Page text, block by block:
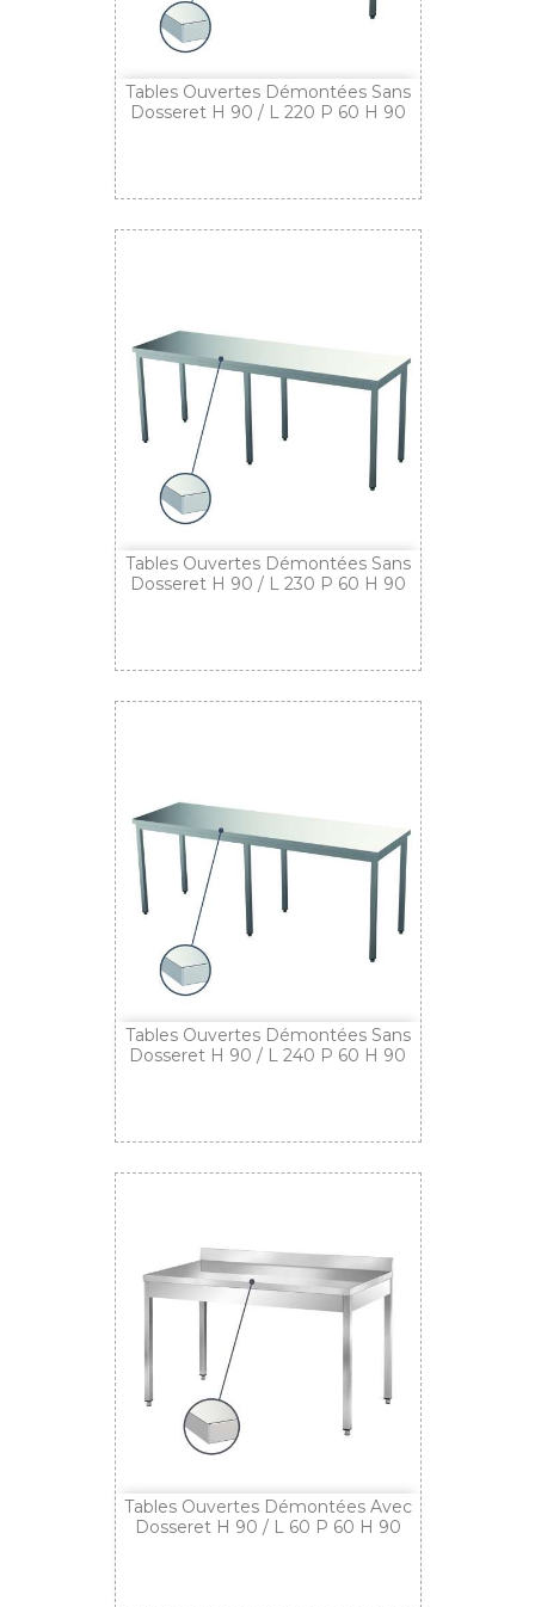
Tables Ouvertes Démontées Sans
Dosseret H 90 / L 220 P 60 H 90
Tables Ouvertes Démontées Sans
Dosseret H 90 / L 230 P 60 H 90
Tables Ouvertes Démontées Sans
Dosseret H 90 / L 240 P 60 H 90
Tables Ouvertes Démontées Avec
Dosseret H 90 / L 60 P 60 H 90